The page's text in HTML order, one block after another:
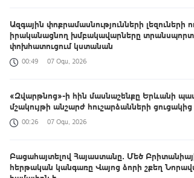
Ազգային փոքրամասնությունների լեզուների
իրականացնող խմբակավարները
փոխհատուցում կստանան
00:49 07 Օգս, 2026
«Զվարթնոց»-ի հին մասնաշենքը Երևանի
մշակույթի անշարժ հուշարձանների
00:26 07 Օգս, 2026
Բացահայտելով Հայաստանը․ Մեծ
հերթական կանգառը Վայոց ձորի շքեղ